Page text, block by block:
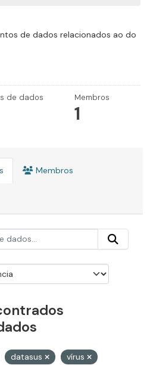
de dados relacionados ao do
de dados Membros
1
Membros
datasus
vírus